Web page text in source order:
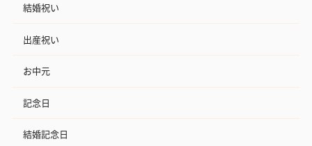
結婚祝い
出産祝い
お中元
記念日
結婚記念日